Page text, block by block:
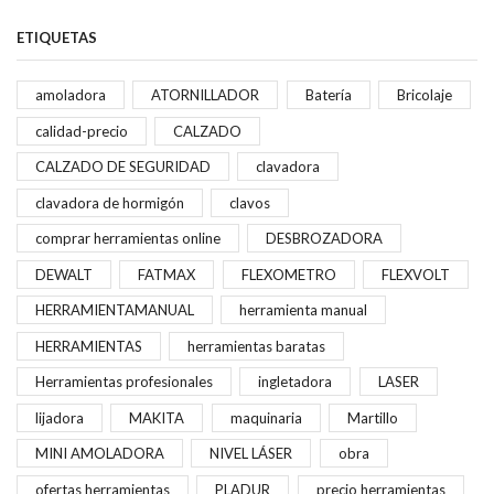
ETIQUETAS
amoladora ATORNILLADOR Batería Bricolaje
calidad-precio CALZADO
CALZADO DE SEGURIDAD clavadora
clavadora de hormigón clavos
comprar herramientas online DESBROZADORA
DEWALT FATMAX FLEXOMETRO FLEXVOLT
HERRAMIENTAMANUAL herramienta manual
HERRAMIENTAS herramientas baratas
Herramientas profesionales ingletadora LASER
lijadora MAKITA maquinaria Martillo
MINI AMOLADORA NIVEL LÁSER obra
ofertas herramientas PLADUR precio herramientas